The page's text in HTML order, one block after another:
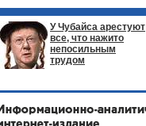
У Чубайса арестуют
все, что нажито
непосильным
трудом